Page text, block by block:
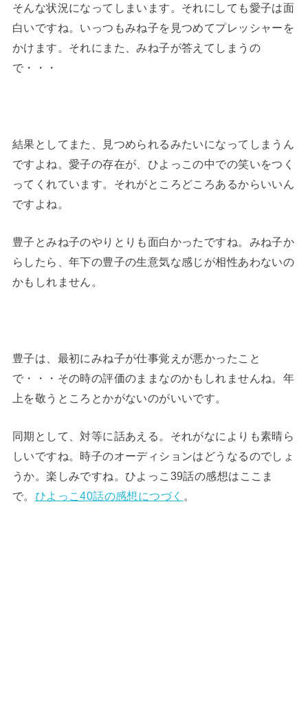
そんな状況になってしまいます。それにしても愛子は面
白いですね。いっつもみね子を見つめてプレッシャーを
かけます。それにまた、みね子が答えてしまうの
で・・・
結果としてまた、見つめられるみたいになってしまうん
ですよね。愛子の存在が、ひよっこの中での笑いをつく
ってくれています。それがところどころあるからいいん
ですよね。
豊子とみね子のやりとりも面白かったですね。みね子か
らしたら、年下の豊子の生意気な感じが相性あわないの
かもしれません。
豊子は、最初にみね子が仕事覚えが悪かったこと
で・・・その時の評価のままなのかもしれませんね。年
上を敬うところとかがないのがいいです。
同期として、対等に話あえる。それがなによりも素晴ら
しいですね。時子のオーディションはどうなるのでしょ
うか。楽しみですね。ひよっこ39話の感想はここま
で。 ひよっこ40話の感想につづく 。